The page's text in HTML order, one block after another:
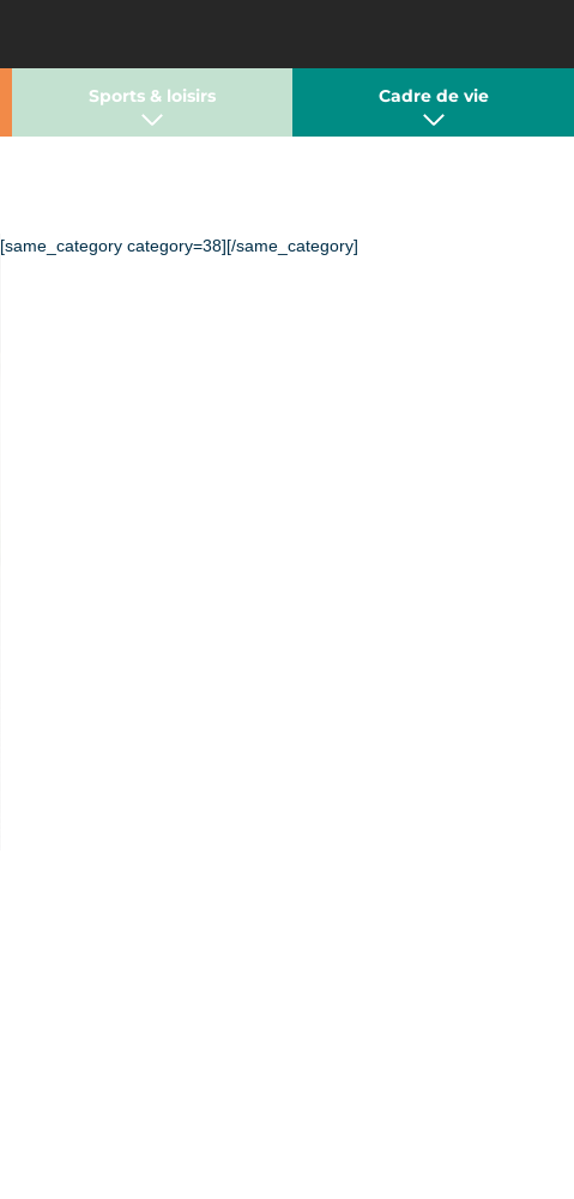
Sports & loisirs Cadre de vie
[same_category category=38][/same_category]